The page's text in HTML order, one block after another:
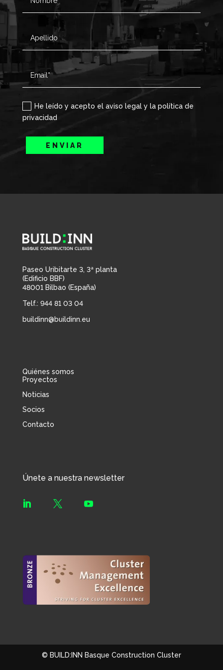
He leído y acepto el aviso legal y la política de
privacidad
ENVIAR
Paseo Uribitarte 3, 3ª planta
(Edificio BBF)
48001 Bilbao (España)
Telf.: 944 81 03 04
buildinn@buildinn.eu
Quiénes somos
Proyectos
Noticias
Socios
Contacto
Únete a nuestra newsletter
  
© BUILD:INN Basque Construction Cluster